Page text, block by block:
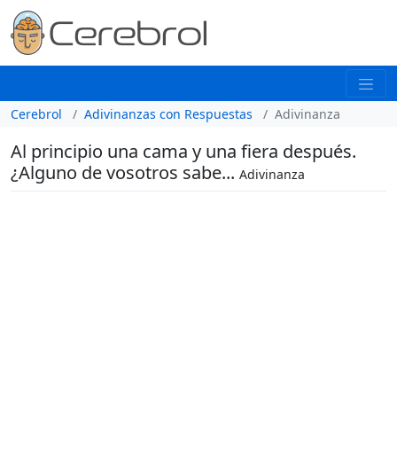
Cerebrol Adivinanzas con Respuestas Adivinanza
Al principio una cama y una fiera después.
¿Alguno de vosotros sabe... Adivinanza